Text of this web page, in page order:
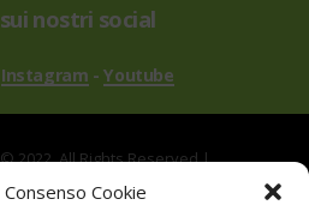
Cookie
nostri social
Instagram -Youtube
© 2022. All Rights Reserved |
Bagnoli Irpino AV | P.IVA